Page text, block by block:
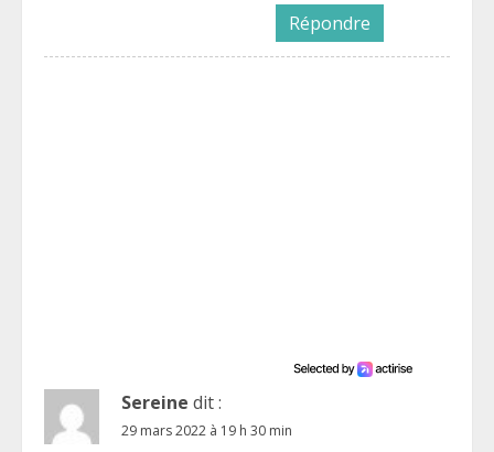
Répondre
Sereine dit :
29 mars 2022 à 19 h 30 min